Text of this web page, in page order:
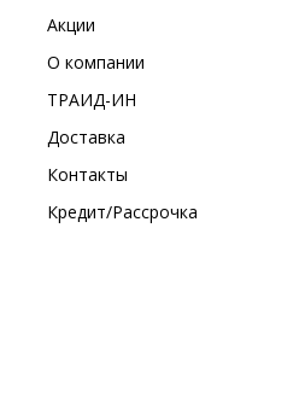
Акции
О компании
ТРАИД-ИН
Доставка
Контакты
Кредит/Рассрочка